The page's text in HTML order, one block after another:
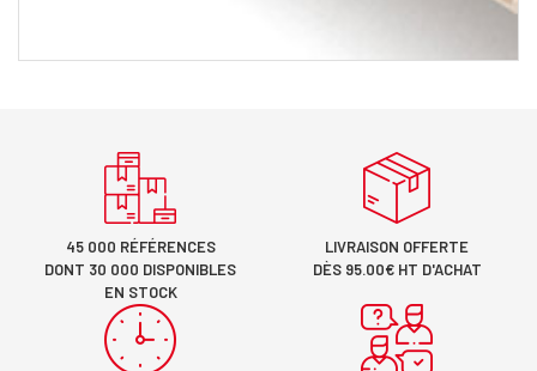
45 000 RÉFÉRENCES
DONT 30 000 DISPONIBLES
EN STOCK
LIVRAISON OFFERTE
DÈS 95.00€ HT D'ACHAT